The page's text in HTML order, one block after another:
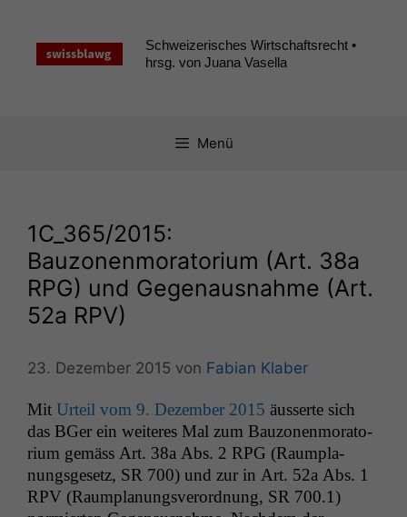
springen
Schweizerisches Wirtschaftsrecht •
hrsg. von Juana Vasella
Menü
1C_365/2015:
Bauzonenmoratorium (Art. 38a
RPG) und Gegenausnahme (Art.
52a RPV)
23. Dezember 2015 von Fabian Klaber
Mit Urteil vom 9. Dezem­ber 2015 äusserte sich
das BGer ein weit­eres Mal zum Bau­zo­nen­mora­to­
ri­um gemäss Art. 38a Abs. 2 RPG (Raum­pla­
nungs­ge­setz, SR 700) und zur in Art. 52a Abs. 1
RPV (Raum­pla­nungsverord­nung, SR 700.1)